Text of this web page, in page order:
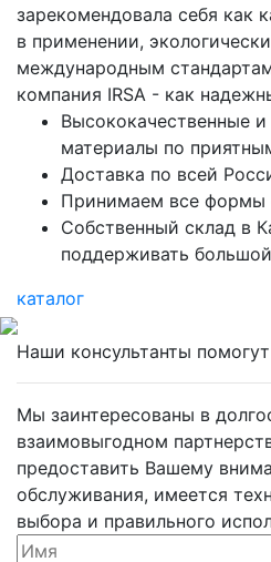
зарекомендовала себя как
в применении,
международным
компания IRSA - как
Высококачественные
материалы по
Доставка по всей
Принимаем все формы
Собственный склад в
поддерживать
каталог
Наши консультанты
Мы заинтересованы в
взаимовыгодном
предоставить Вашему
обслуживания, имеется
выбора и правильного